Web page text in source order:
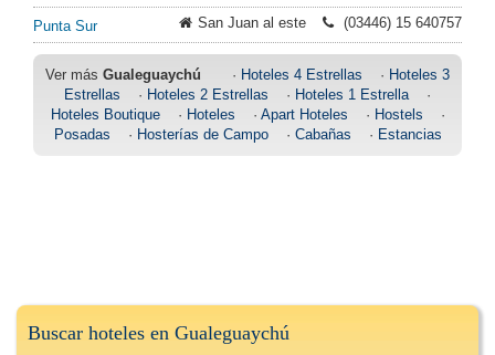
Punta Sur San Juan al este (03446) 15 640757
Ver más Gualeguaychú · Hoteles 4 Estrellas · Hoteles 3
Estrellas · Hoteles 2 Estrellas · Hoteles 1 Estrella·
Hoteles Boutique· Hoteles · Apart Hoteles · Hostels ·
Posadas · Hosterías de Campo· Cabañas · Estancias
Buscar hoteles en Gualeguaychú